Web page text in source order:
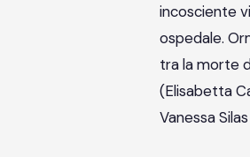
incosciente
ospedale.
tra la morte
(Elisabetta
Vanessa